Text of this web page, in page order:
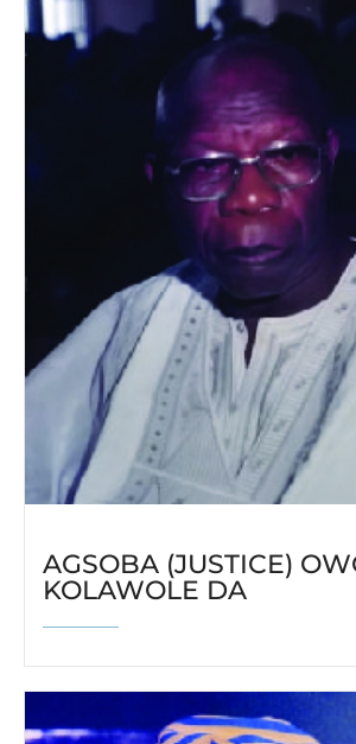
AGSOBA (JUSTICE)
KOLAWOLE DA